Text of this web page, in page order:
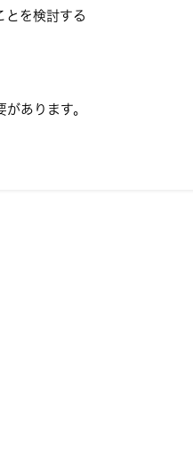
とを検討する
あります。